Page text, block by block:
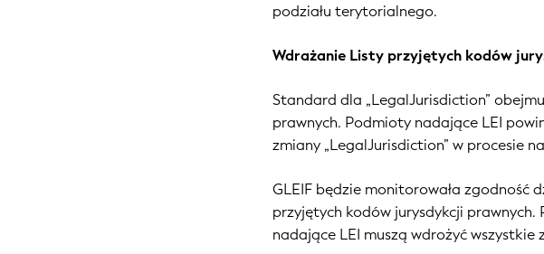
podziału terytorialnego.
Wdrażanie Listy przyjętych kodów
Standard dla „LegalJurisdiction”
prawnych. Podmioty nadające LEI
zmiany „LegalJurisdiction” w procesie
GLEIF będzie monitorowała zgodność
przyjętych kodów jurysdykcji
nadające LEI muszą wdrożyć